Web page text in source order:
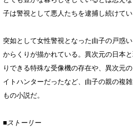
子は警視として悪人たちを逮捕し続けてい
突如として女性警視となった由子の戸惑
からくりが描かれている。異次元の日本
りできる特殊な受像機の存在や、異次元
イトハンターだったなど、由子の親の複
もの小説だ。
■ストーリー